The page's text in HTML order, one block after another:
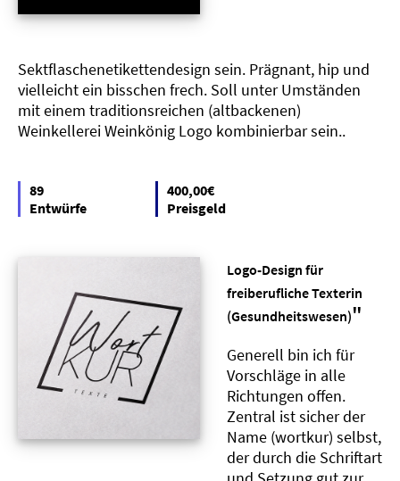
Sektflaschenetikettendesign sein. Prägnant, hip und
vielleicht ein bisschen frech. Soll unter Umständen
mit einem traditionsreichen (altbackenen)
Weinkellerei Weinkönig Logo kombinierbar sein..
89
Entwürfe
400,00€
Preisgeld
Logo-Design für
freiberufliche Texterin
(Gesundheitswesen)"
Generell bin ich für
Vorschläge in alle
Richtungen offen.
Zentral ist sicher der
Name (wortkur) selbst,
der durch die Schriftart